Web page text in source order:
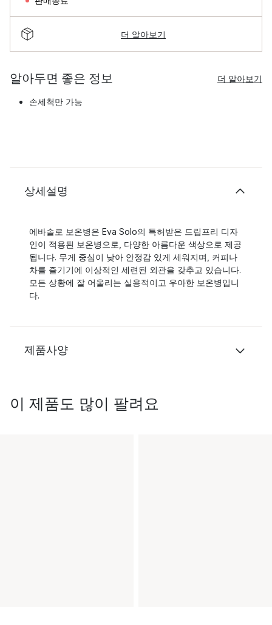
더 알아보기
알아두면 좋은 정보 더 알아보기
손세척만 가능
상세설명
에바솔로 보온병은 Eva Solo의 특허받은 드립프리 디자
인이 적용된 보온병으로, 다양한 아름다운 색상으로 제공
됩니다. 무게 중심이 낮아 안정감 있게 세워지며, 커피나
차를 즐기기에 이상적인 세련된 외관을 갖추고 있습니다.
모든 상황에 잘 어울리는 실용적이고 우아한 보온병입니
다.
제품사양
이 제품도 많이 팔려요